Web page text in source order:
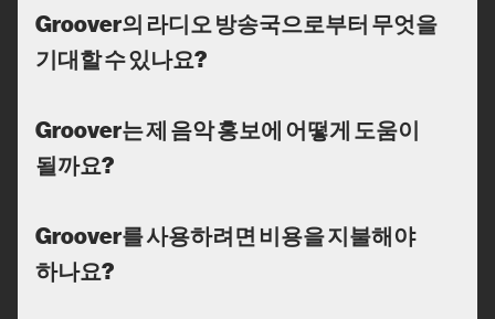
Groover의 라디오 방송국으로부터 무엇을
기대할 수 있나요?
Groover는 제 음악 홍보에 어떻게 도움이
될까요?
Groover를 사용하려면 비용을 지불해야
하나요?